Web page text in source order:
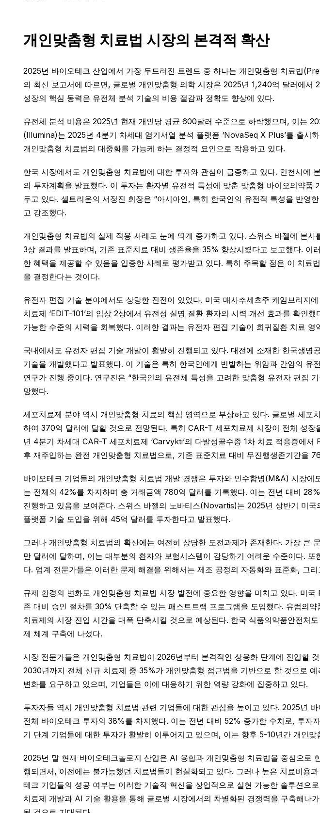
개인맞춤형 치료법 시장의 본격적 확산
2025년 바이오테크 산업에서 가장 두드러진 트렌드 중 하나는 개인맞춤형 치료법
의 최신 보고서에 따르면, 글로벌 개인맞춤형 의학 시장은 2025년 1,240억 달러에
성장의 핵심 동력은 유전체 분석 기술의 비용 절감과 정확도 향상에 있다.
유전체 분석 비용은 2025년 현재 개인당 평균 600달러 수준으로 하락했으며, 이는
(Illumina)는 2025년 4분기 차세대 염기서열 분석 플랫폼 ‘NovaSeq X Plus’를 출시
개인맞춤형 치료법의 대중화를 가능케 하는 결정적 요인으로 작용하고 있다.
한국 시장에서도 개인맞춤형 치료법에 대한 투자와 관심이 급증하고 있다. 인천시
의 투자계획을 발표했다. 이 투자는 환자별 유전적 특성에 맞춘 맞춤형 바이오의약
두고 있다. 셀트리온의 서정진 회장은 “아시아인, 특히 한국인의 유전적 특성을 반
고 강조했다.
개인맞춤형 치료법의 실제 적용 사례도 눈에 띄게 증가하고 있다. 스위스 바젤에 본
3상 결과를 발표하며, 기존 표준치료 대비 생존율을 35% 향상시켰다고 보고했다.
한 혜택을 제공할 수 있음을 입증한 사례로 평가받고 있다. 특히 주목할 점은 이 치
을 결정한다는 것이다.
유전자 편집 기술 분야에서도 상당한 진전이 있었다. 미국 매사추세츠주 케임브리
치료제 ‘EDIT-101’의 임상 2상에서 유전성 실명 질환 환자의 시력 개선 효과를 확
가능한 수준의 시력을 회복했다. 이러한 결과는 유전자 편집 기술이 희귀질환 치료
국내에서도 유전자 편집 기술 개발이 활발히 진행되고 있다. 대전에 소재한 한국생
기술을 개발했다고 발표했다. 이 기술은 특히 한국인에게 빈발하는 위암과 간암의
연구가 진행 중이다. 연구진은 “한국인의 유전체 특성을 고려한 맞춤형 유전자 편집
망했다.
세포치료제 분야 역시 개인맞춤형 치료의 핵심 영역으로 부상하고 있다. 글로벌 세
하여 370억 달러에 달할 것으로 전망된다. 특히 CAR-T 세포치료제 시장이 전체 성
년 4분기 차세대 CAR-T 세포치료제 ‘Carvykti’의 다발성골수종 1차 치료 적응증에
후 재주입하는 완전 개인맞춤형 치료법으로, 기존 표준치료 대비 무진행생존기간을
바이오테크 기업들의 개인맞춤형 치료법 개발 경쟁은 투자와 인수합병(M&A) 시장
는 전체의 42%를 차지하며 총 거래금액 780억 달러를 기록했다. 이는 전년 대비
진행하고 있음을 보여준다. 스위스 바젤의 노바티스(Novartis)는 2025년 상반기 미
플랫폼 기술 도입을 위해 45억 달러를 투자한다고 발표했다.
그러나 개인맞춤형 치료법의 확산에는 여전히 상당한 도전과제가 존재한다. 가장
만 달러에 달하며, 이는 대부분의 환자와 보험시스템이 감당하기 어려운 수준이다.
다. 업계 전문가들은 이러한 문제 해결을 위해서는 제조 공정의 자동화와 표준화, 그
규제 환경의 변화도 개인맞춤형 치료법 시장 발전에 중요한 영향을 미치고 있다. 미
존 대비 승인 절차를 30% 단축할 수 있는 패스트트랙 프로그램을 도입했다. 유럽의
치료제의 시장 진입 시간을 대폭 단축시킬 것으로 예상된다. 한국 식품의약품안전처
제 체계 구축에 나섰다.
시장 전문가들은 개인맞춤형 치료법이 2026년부터 본격적인 상용화 단계에 진입할
2030년까지 전체 신규 치료제 중 35%가 개인맞춤형 접근법을 기반으로 할 것으로
변화를 요구하고 있으며, 기업들은 이에 대응하기 위한 역량 강화에 집중하고 있다.
투자자들 역시 개인맞춤형 치료법 관련 기업들에 대한 관심을 높이고 있다. 2025년
전체 바이오테크 투자의 38%를 차지했다. 이는 전년 대비 52% 증가한 수치로, 투자
기 단계 기업들에 대한 투자가 활발히 이루어지고 있으며, 이는 향후 5-10년간 개인
2025년 말 현재 바이오테크놀로지 산업은 AI 융합과 개인맞춤형 치료법을 중심으로
행되면서, 이전에는 불가능했던 치료법들이 현실화되고 있다. 그러나 높은 치료비
테크 기업들의 성공 여부는 이러한 기술적 혁신을 상업적으로 실현 가능한 솔루션
치료제 개발과 AI 기술 활용을 통해 글로벌 시장에서의 차별화된 경쟁력을 구축해